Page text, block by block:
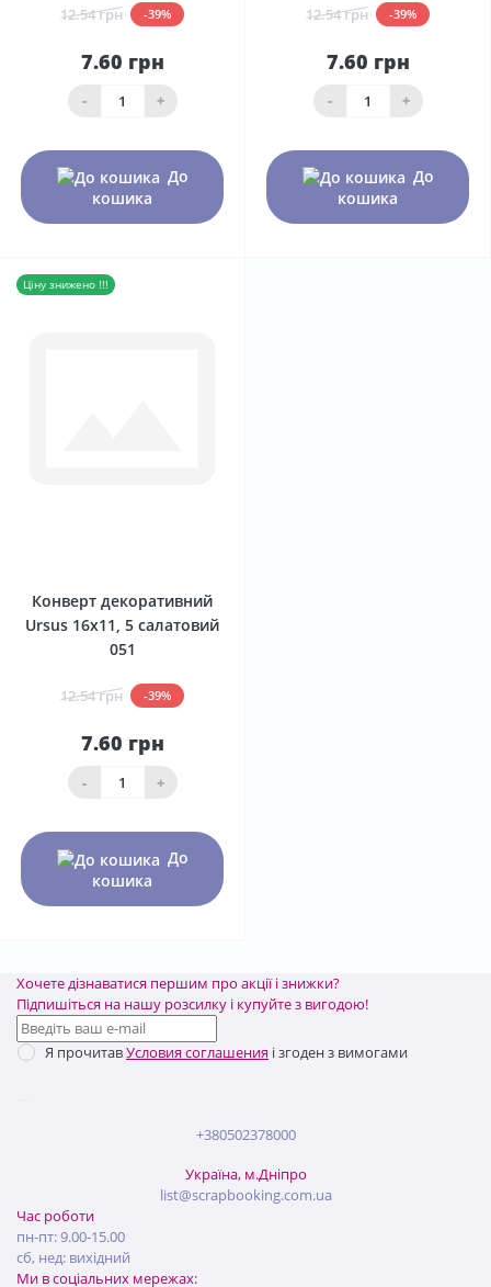
12.54 грн -39%
7.60 грн
- +
До
кошика
12.54 грн -39%
7.60 грн
- +
До
кошика
Ціну знижено !!!
Конверт декоративний
Ursus 16х11, 5 салатовий
051
12.54 грн -39%
7.60 грн
- +
До
кошика
Хочете дізнаватися першим про акції і знижки?
Підпишіться на нашу розсилку і купуйте з вигодою!
Я прочитавУсловия соглашения і згоден з вимогами
+380502378000
Україна, м.Дніпро
list@scrapbooking.com.ua
Час роботи
пн-пт: 9.00-15.00
сб, нед: вихідний
Ми в соціальних мережах: